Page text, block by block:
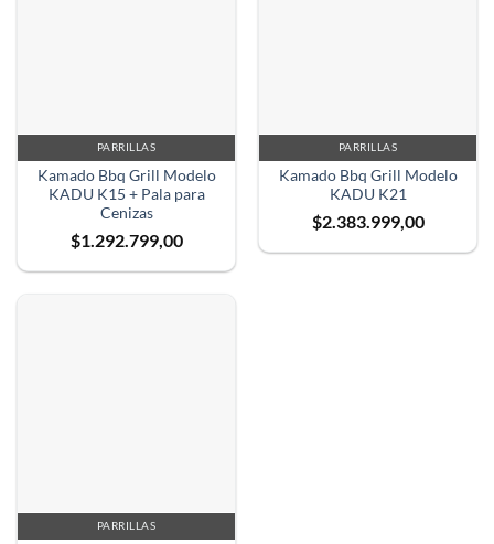
PARRILLAS
Kamado Bbq Grill Modelo
KADU K15 + Pala para
Cenizas
$1.292.799,00
PARRILLAS
Kamado Bbq Grill Modelo
KADU K21
$2.383.999,00
PARRILLAS